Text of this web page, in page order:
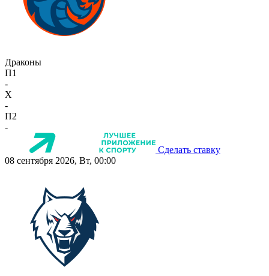
Драконы
П1
-
X
-
П2
-
Сделать ставку
08 сентября 2026, Вт, 00:00